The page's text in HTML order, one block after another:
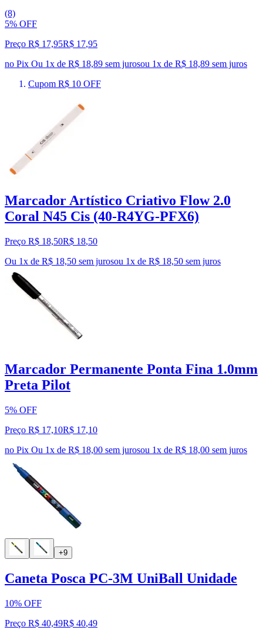
(8)
5% OFF
Preço R$ 17,95R$ 17,95
no Pix Ou 1x de R$ 18,89 sem jurosou 1x de R$ 18,89 sem juros
Cupom R$ 10 OFF
Marcador Artístico Criativo Flow 2.0
Coral N45 Cis (40-R4YG-PFX6)
Preço R$ 18,50R$ 18,50
Ou 1x de R$ 18,50 sem jurosou 1x de R$ 18,50 sem juros
Marcador Permanente Ponta Fina 1.0mm
Preta Pilot
5% OFF
Preço R$ 17,10R$ 17,10
no Pix Ou 1x de R$ 18,00 sem jurosou 1x de R$ 18,00 sem juros
+9
Caneta Posca PC-3M UniBall Unidade
10% OFF
Preço R$ 40,49R$ 40,49